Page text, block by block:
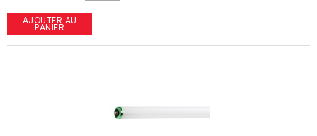
AJOUTER AU
PANIER